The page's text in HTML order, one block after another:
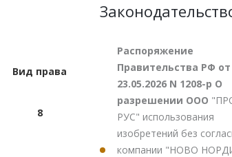
Вид права
8
Распоряжение
Правительства РФ от
23.05.2026 N 1208-р О
разрешении ООО
РУС" использования
изобретений без
компании "НОВО